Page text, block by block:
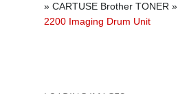
» CARTUSE Brother TONER »
2200 Imaging Drum Unit